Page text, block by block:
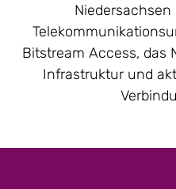
Bitstream Access, das
Infrastruktur und